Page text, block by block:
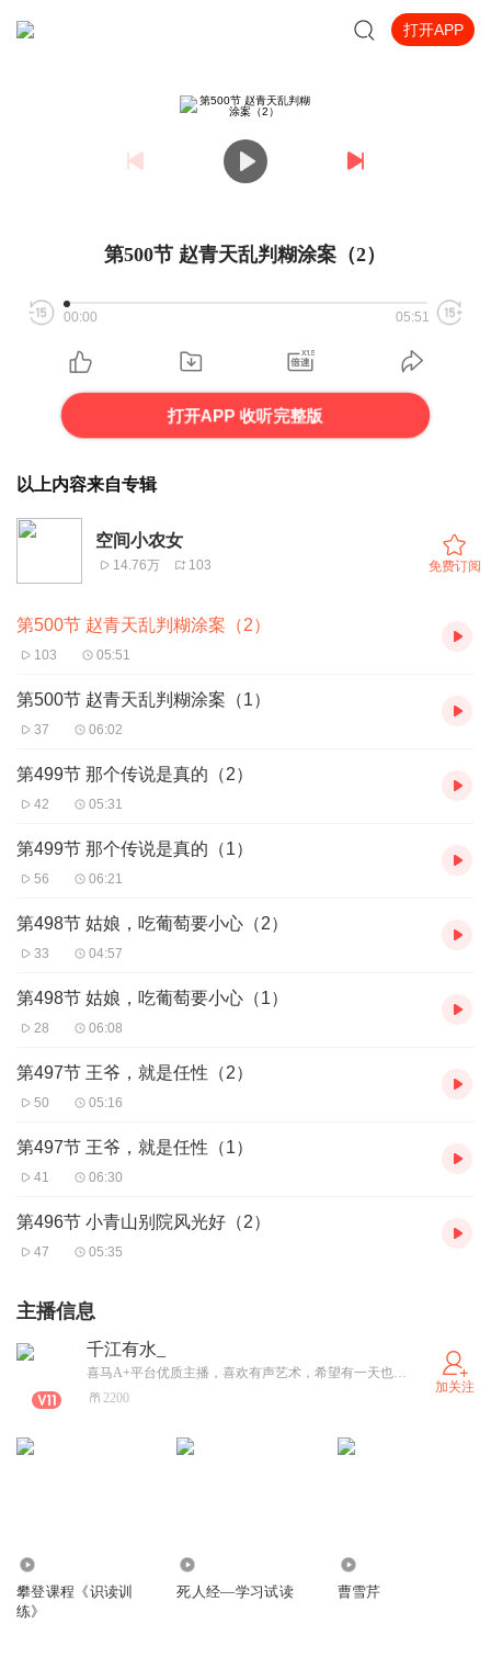
打开APP
第500节 赵青天乱判糊涂案（2）
00:00 05:51
打开APP 收听完整版
以上内容来自专辑
空间小农女
14.76万 103 免费订阅
第500节 赵青天乱判糊涂案（2）
103 05:51
第500节 赵青天乱判糊涂案（1）
37 06:02
第499节 那个传说是真的（2）
42 05:31
第499节 那个传说是真的（1）
56 06:21
第498节 姑娘，吃葡萄要小心（2）
33 04:57
第498节 姑娘，吃葡萄要小心（1）
28 06:08
第497节 王爷，就是任性（2）
50 05:16
第497节 王爷，就是任性（1）
41 06:30
第496节 小青山别院风光好（2）
47 05:35
主播信息
千江有水_
喜马A+平台优质主播，喜欢有声艺术，希望有一天也能成为有声书的演播者！
2200
加关注
攀登课程《识读训
练》
死人经—学习试读 曹雪芹